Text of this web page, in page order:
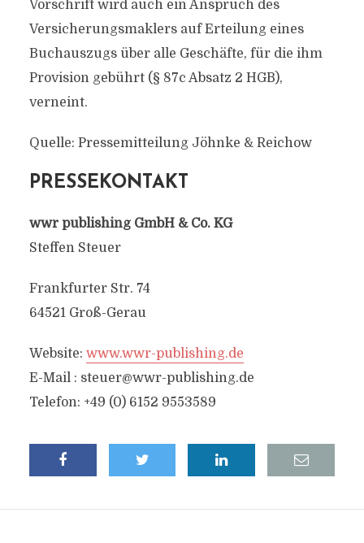
Vorschrift wird auch ein Anspruch des
Versicherungsmaklers auf Erteilung eines
Buchauszugs über alle Geschäfte, für die ihm
Provision gebührt (§ 87c Absatz 2 HGB),
verneint.
Quelle: Pressemitteilung Jöhnke & Reichow
PRESSEKONTAKT
wwr publishing GmbH & Co. KG
Steffen Steuer
Frankfurter Str. 74
64521 Groß-Gerau
Website: www.wwr-publishing.de
E-Mail : steuer@wwr-publishing.de
Telefon: +49 (0) 6152 9553589